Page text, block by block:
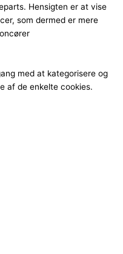
Hensigten er at vise
som dermed er mere
med at kategorisere og
af de enkelte cookies.